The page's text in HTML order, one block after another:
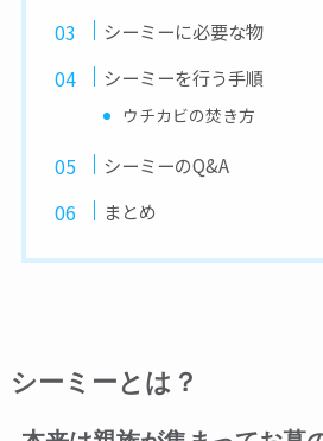
シーミーに必要な物
シーミーを行う手順
ウチカビの焚き方
シーミーのQ&A
まとめ
シーミーとは？